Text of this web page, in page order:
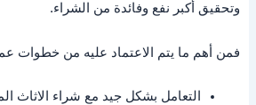
وتحقيق أكبر نفع وفائدة من الشراء.
فمن أهم ما يتم الاعتماد عليه من خطوات
التعامل بشكل جيد مع شراء الاثاث